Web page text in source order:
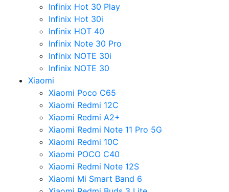
Infinix Hot 30 Play
Infinix Hot 30i
Infinix HOT 40
Infinix Note 30 Pro
Infinix NOTE 30i
Infinix NOTE 30
Xiaomi
Xiaomi Poco C65
Xiaomi Redmi 12C
Xiaomi Redmi A2+
Xiaomi Redmi Note 11 Pro 5G
Xiaomi Redmi 10C
Xiaomi POCO C40
Xiaomi Redmi Note 12S
Xiaomi Mi Smart Band 6